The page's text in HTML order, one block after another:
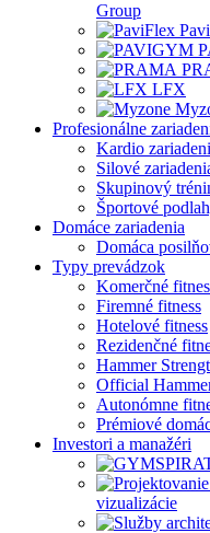
Group
LFX
Profesionálne
Kardio
Silové
Skupinový
Športové
Domáce zariadenia
Domáca
Typy prevádzok
Komerčné
Firemné fitness
Hotelové fitness
Rezidenčné
Hammer
Official
Autonómne
Prémiové
Investori a manažéri
vizualizácie